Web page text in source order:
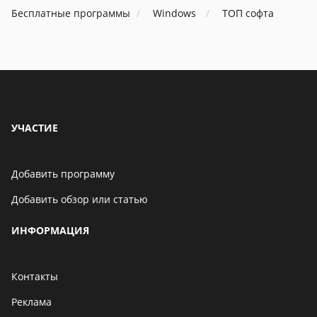
06 мая 2021
Бенчмарк AnTuTu
06 мая 2021
Бесплатные программы Windows ТОП софта
УЧАСТИЕ
Добавить программу
Добавить обзор или статью
ИНФОРМАЦИЯ
Контакты
Реклама